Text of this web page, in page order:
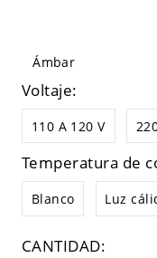
Ámbar
Voltaje:
110 A 120 V
Temperatura de
Blanco Luz
CANTIDAD: